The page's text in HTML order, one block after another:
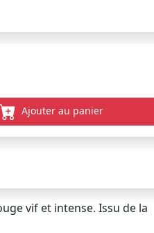
Ajouter au panier
vif et intense. Issu de la